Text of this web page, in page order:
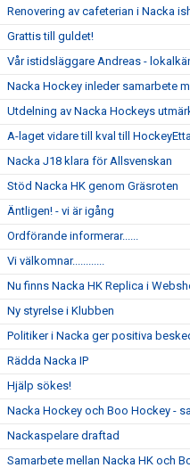
Renovering av cafeterian i Nacka
Grattis till guldet!
Vår istidsläggare Andreas -
Nacka Hockey inleder samarbete
Utdelning av Nacka Hockeys
A-laget vidare till kval till
Nacka J18 klara för Allsvenskan
Stöd Nacka HK genom Gräsroten
Äntligen! - vi är igång
Ordförande informerar......
Vi välkomnar............
Nu finns Nacka HK Replica i
Ny styrelse i Klubben
Politiker i Nacka ger positiva
Rädda Nacka IP
Hjälp sökes!
Nacka Hockey och Boo Hockey -
Nackaspelare draftad
Samarbete mellan Nacka HK och